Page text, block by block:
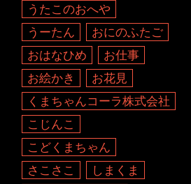
うたこのおへや
うーたん
おにのふたご
おはなひめ
お仕事
お絵かき
お花見
くまちゃんコーラ株式会社
こじんこ
こどくまちゃん
さこさこ
しまくま